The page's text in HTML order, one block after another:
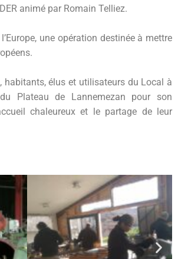
animé par Romain Telliez.
une opération destinée à mettre
habitants, élus et utilisateurs du Local à
Plateau de Lannemezan pour son
chaleureux et le partage de leur